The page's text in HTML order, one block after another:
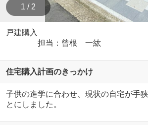
1 / 2
戸建購入
担当：曾根 一紘
住宅購入計画のきっかけ
子供の進学に合わせ、現状の自宅が手
とにしました。